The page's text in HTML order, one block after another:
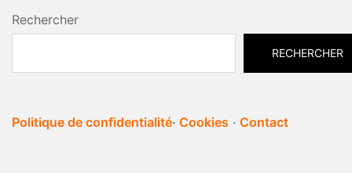
Rechercher
RECHERCHER
Politique de confidentialité· Cookies · Contact